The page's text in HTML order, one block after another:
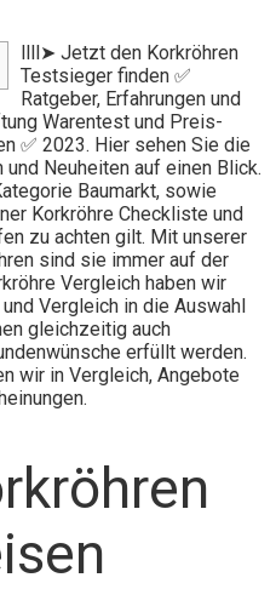
llll➤ Jetzt den Korkröhren
Testsieger finden ✅
Ratgeber, Erfahrungen und
Warentest und Preis-
✅ 2023. Hier sehen Sie die
Neuheiten auf einen Blick.
Baumarkt, sowie
Korkröhre Checkliste und
zu achten gilt. Mit unserer
sind sie immer auf der
Vergleich haben wir
Vergleich in die Auswahl
gleichzeitig auch
erfüllt werden.
wir in Vergleich, Angebote